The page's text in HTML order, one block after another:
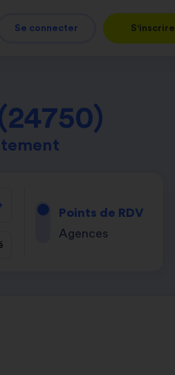
Se connecter S'inscrire
Points de RDV
Agences